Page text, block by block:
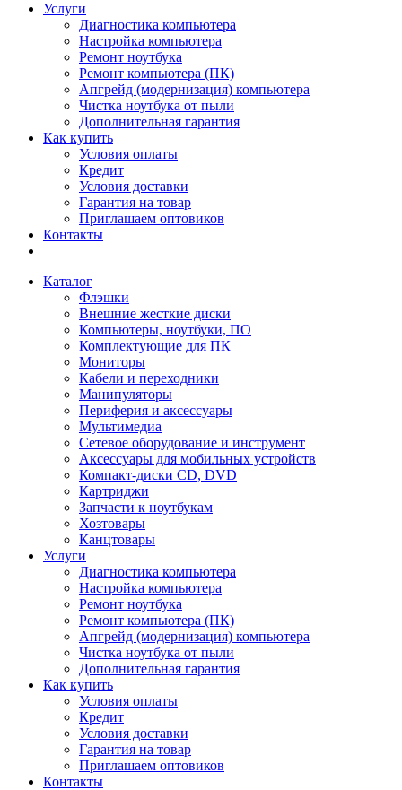
Услуги
Диагностика компьютера
Настройка компьютера
Ремонт ноутбука
Ремонт компьютера (ПК)
Апгрейд (модернизация) компьютера
Чистка ноутбука от пыли
Дополнительная гарантия
Как купить
Условия оплаты
Кредит
Условия доставки
Гарантия на товар
Приглашаем оптовиков
Контакты
Каталог
Флэшки
Внешние жесткие диски
Компьютеры, ноутбуки, ПО
Комплектующие для ПК
Мониторы
Кабели и переходники
Манипуляторы
Периферия и аксессуары
Мультимедиа
Сетевое оборудование и инструмент
Аксессуары для мобильных устройств
Компакт-диски CD, DVD
Картриджи
Запчасти к ноутбукам
Хозтовары
Канцтовары
Услуги
Диагностика компьютера
Настройка компьютера
Ремонт ноутбука
Ремонт компьютера (ПК)
Апгрейд (модернизация) компьютера
Чистка ноутбука от пыли
Дополнительная гарантия
Как купить
Условия оплаты
Кредит
Условия доставки
Гарантия на товар
Приглашаем оптовиков
Контакты